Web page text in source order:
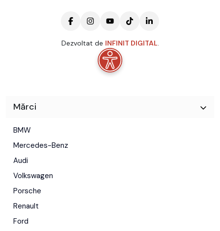
Dezvoltat de INFINIT DIGITAL.
Mărci
BMW
Mercedes-Benz
Audi
Volkswagen
Porsche
Renault
Ford